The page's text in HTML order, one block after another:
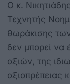
Ο κ.
Τεχνητής
θωράκισης
δεν μπορεί να
αξιών, της
αξιοπρέπειας